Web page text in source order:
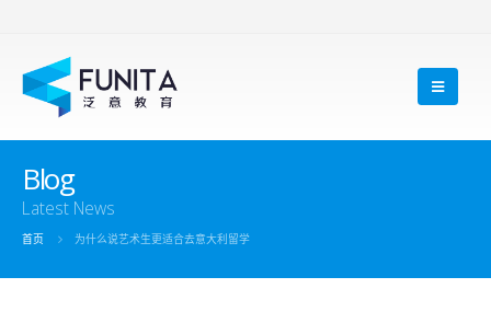
Blog
Latest News
首页 为什么说艺术生更适合去意大利留学